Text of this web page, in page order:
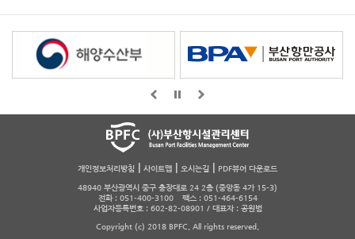
개인정보처리방침 사이트맵 오시는길 PDF뷰어 다운로드
48940 부산광역시 중구 충장대로 24 2층 (중앙동 4가 15-3)
전화 : 051-400-3100 팩스 : 051-464-6154
사업자등록번호 : 602-82-08901 / 대표자 : 공원범
Copyright (c) 2018 BPFC. All rights reserved.